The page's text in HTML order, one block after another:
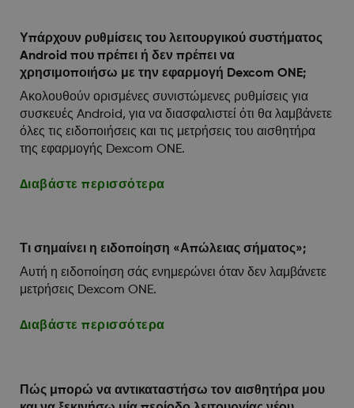
Υπάρχουν ρυθμίσεις του λειτουργικού συστήματος
Android που πρέπει ή δεν πρέπει να
χρησιμοποιήσω με την εφαρμογή Dexcom ONE;
Ακολουθούν ορισμένες συνιστώμενες ρυθμίσεις για
συσκευές Android, για να διασφαλιστεί ότι θα λαμβάνετε
όλες τις ειδοποιήσεις και τις μετρήσεις του αισθητήρα
της εφαρμογής Dexcom ONE.
Διαβάστε περισσότερα
Τι σημαίνει η ειδοποίηση «Απώλειας σήματος»;
Αυτή η ειδοποίηση σάς ενημερώνει όταν δεν λαμβάνετε
μετρήσεις Dexcom ONE.
Διαβάστε περισσότερα
Πώς μπορώ να αντικαταστήσω τον αισθητήρα μου